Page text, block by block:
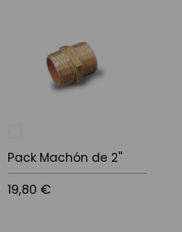
Pack Machón de 2''
19,80 €